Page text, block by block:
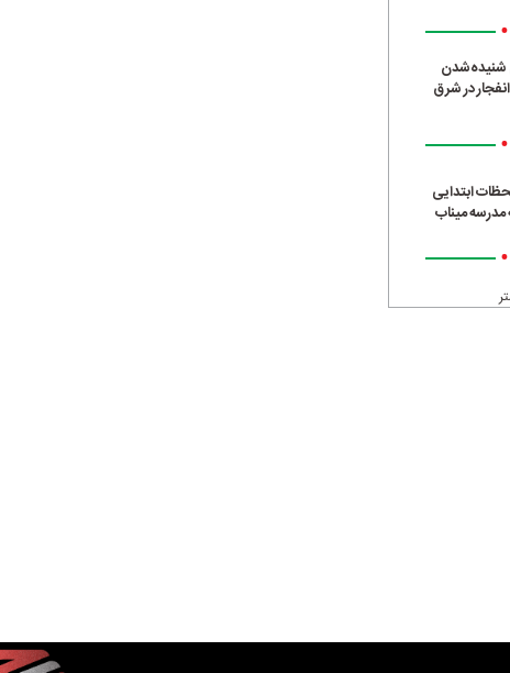
شنیده‌شدن
در شرق
ابتدایی
مدرسه میناب